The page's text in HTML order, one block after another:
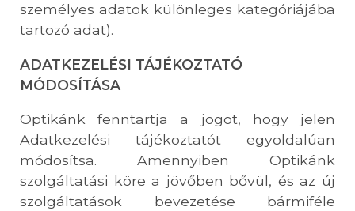
személyes adatok különleges kategóriájába
tartozó adat).
ADATKEZELÉSI TÁJÉKOZTATÓ
MÓDOSÍTÁSA
Optikánk fenntartja a jogot, hogy jelen
Adatkezelési tájékoztatót egyoldalúan
módosítsa. Amennyiben Optikánk
szolgáltatási köre a jövőben bővül, és az új
szolgáltatások bevezetése bármiféle